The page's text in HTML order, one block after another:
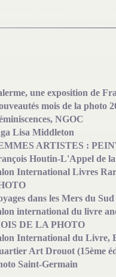
François HOUTIN
une exposition de
mois de la photo
NGOC
Lisa Middleton
ARTISTES :
Houtin-L'Appel de
International Livres
dans les Mers du Sud
international du livre
DE LA PHOTO
International du Livre,
Art Drouot (15ème
Saint-Germain